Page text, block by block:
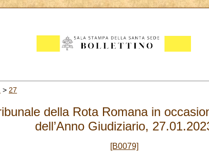
> 27
della Rota Romana in
dell’Anno Giudiziario,
[B0079]